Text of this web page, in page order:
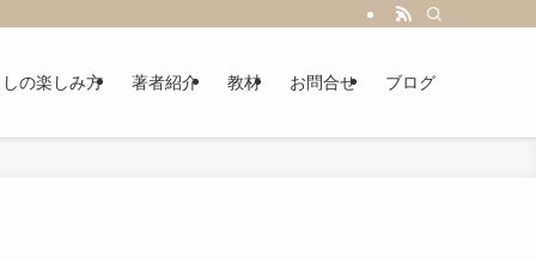
の楽しみ方 著者紹介 教材 お問合せ ブログ